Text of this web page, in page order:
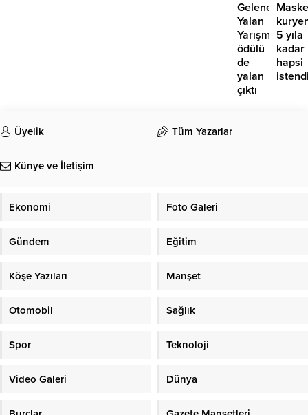
Geleneksel
Yalan
Yarışması’nın
ödülü
de
yalan
çıktı
5 yıla
kadar
hapsi
Üyelik Tüm Yazarlar
Künye ve İletişim
Ekonomi Foto Galeri
Gündem Eğitim
Köşe Yazıları Manşet
Otomobil Sağlık
Spor Teknoloji
Video Galeri Dünya